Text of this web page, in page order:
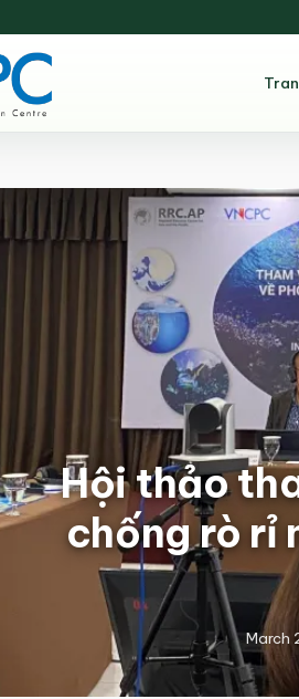
Hội thảo
chống rò rỉ
March